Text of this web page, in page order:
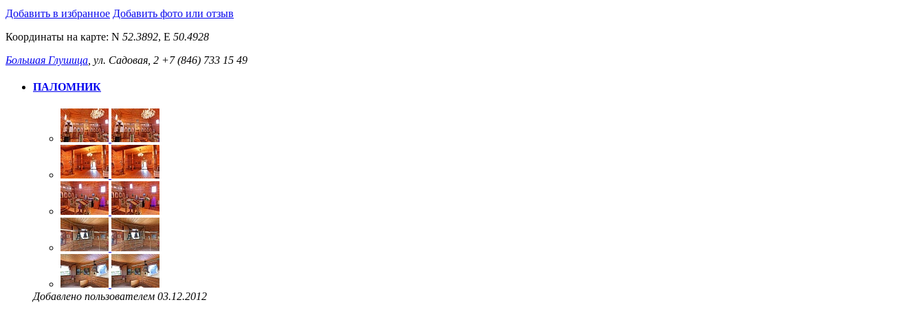
Добавить в избранное Добавить фото или отзыв
Координаты на карте: N 52.3892, E 50.4928
Большая Глушица , ул. Садовая, 2 +7 (846) 733 15 49
ПАЛОМНИК
Добавлено пользователем 03.12.2012